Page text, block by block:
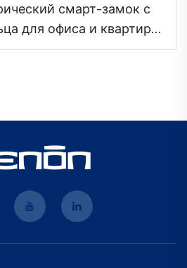
смарт-замок с
для офиса и квартиры
K1 plus